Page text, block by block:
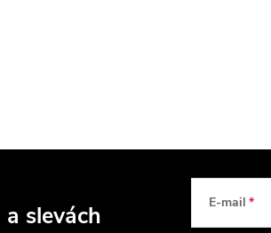
a slevách E-mail